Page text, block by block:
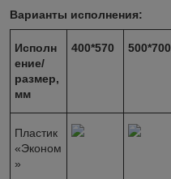
Варианты исполнения:
Исполн
ение/
размер,
мм
400*570 500*700
Пластик
«Эконом
»